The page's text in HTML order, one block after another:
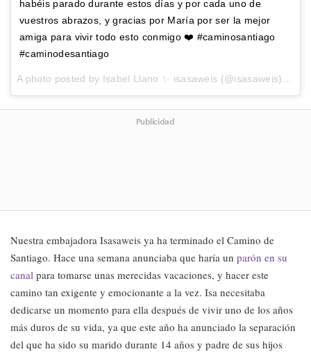
habéis parado durante estos días y por cada uno de
vuestros abrazos, y gracias por María por ser la mejor
amiga para vivir todo esto conmigo ❤️ #caminosantiago
#caminodesantiago
Publicidad
Nuestra embajadora Isasaweis ya ha terminado el Camino de
Santiago. Hace una semana anunciaba que haría un parón en su
canal para tomarse unas merecidas vacaciones, y hacer este
camino tan exigente y emocionante a la vez. Isa necesitaba
dedicarse un momento para ella después de vivir uno de los años
más duros de su vida, ya que este año ha anunciado la separación
del que ha sido su marido durante 14 años y padre de sus hijos